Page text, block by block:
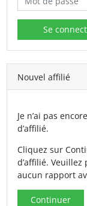
Nouvel affilié
Je n’ai pas
d’affilié.
Cliquez sur
d’affilié. Veuillez
aucun rapport
Continuer